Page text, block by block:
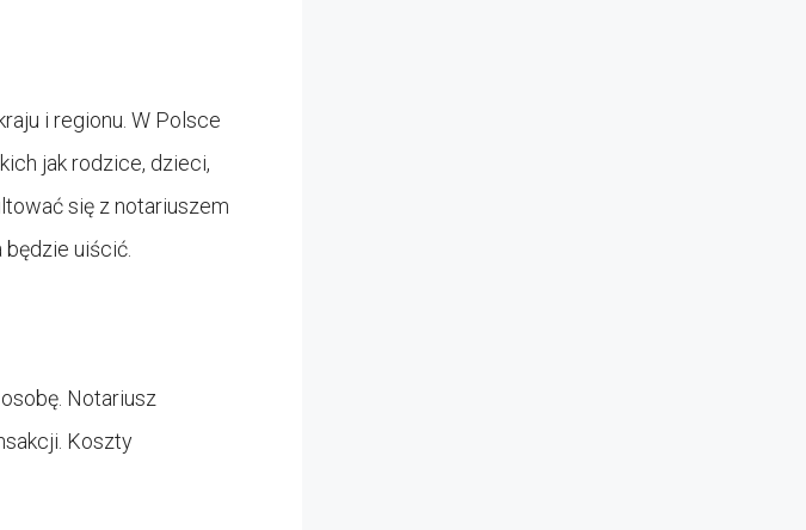
i regionu. W Polsce
jak rodzice, dzieci,
się z notariuszem
uiścić.
Notariusz
Koszty